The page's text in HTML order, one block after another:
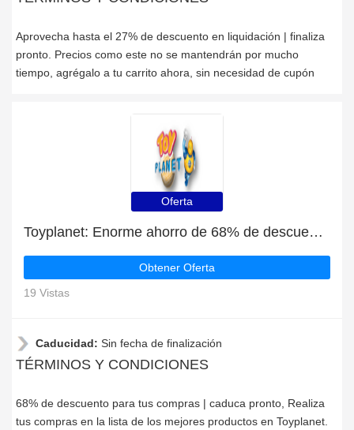
Aprovecha hasta el 27% de descuento en liquidación | finaliza
pronto. Precios como este no se mantendrán por mucho
tiempo, agrégalo a tu carrito ahora, sin necesidad de cupón
Oferta
Toyplanet: Enorme ahorro de 68% de descuento en toda la web sólo durante este mes
Obtener Oferta
19 Vistas
Caducidad: Sin fecha de finalización
TÉRMINOS Y CONDICIONES
68% de descuento para tus compras | caduca pronto, Realiza
tus compras en la lista de los mejores productos en Toyplanet.